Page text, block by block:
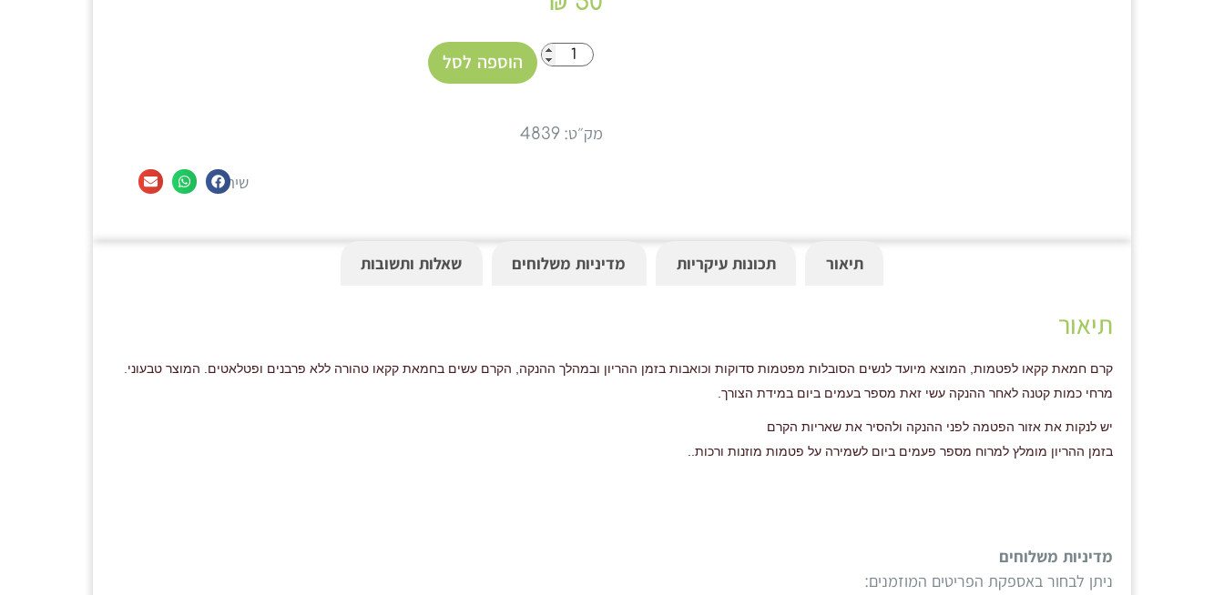
הוספה לסל
מק״ט: 4839
שיתוף
תיאור תכונות עיקריות מדיניות משלוחים שאלות ותשובות
תיאור
קרם חמאת קקאו לפטמות, המוצא מיועד לנשים הסובלות מפטמות סדוקות וכואבות בזמן ההריון ובמהלך ההנקה, הקרם עשים בחמאת קקאו טהורה ללא פרבנים ופטלאטים. המוצר טבעוני.
מרחי כמות קטנה לאחר ההנקה עשי זאת מספר בעמים ביום במידת הצורך.
יש לנקות את אזור הפטמה לפני ההנקה ולהסיר את שאריות הקרם
בזמן ההריון מומלץ למרוח מספר פעמים ביום לשמירה על פטמות מוזנות ורכות.
מדיניות משלוחים
ניתן לבחור באספקת הפריטים המוזמנים: